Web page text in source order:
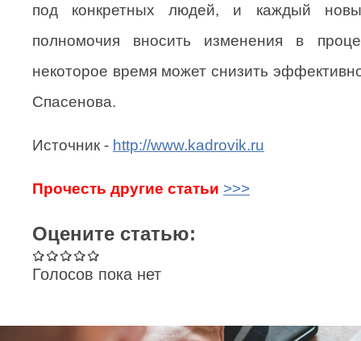
под конкретных людей, и каждый
полномочия вносить изменения в
некоторое время может снизить
Спасенова.
Источник - http://www.kadrovik.ru
Прочесть другие статьи >>>
Оцените статью:
Голосов пока нет